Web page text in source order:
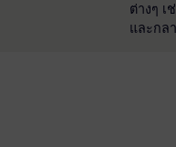
ต่างๆ
และกล